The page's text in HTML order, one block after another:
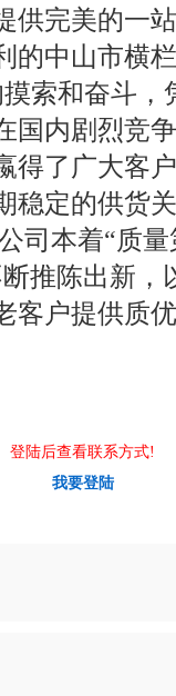
供完美的一
的中山市横
索和奋斗
国内剧烈竞
得了广大客
稳定的供货
司本着“质
推陈出新，
客户提供质
登陆后查看联系方式!
我要登陆